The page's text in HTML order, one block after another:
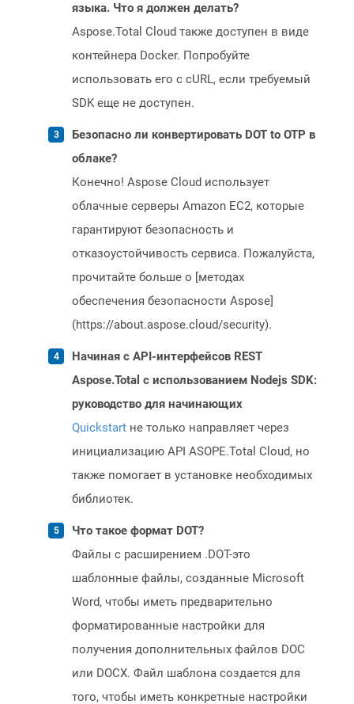
языка. Что я должен делать?
Aspose.Total Cloud также доступен в виде
контейнера Docker. Попробуйте
использовать его с cURL, если требуемый
SDK еще не доступен.
Безопасно ли конвертировать DOT to OTP в
облаке?
Конечно! Aspose Cloud использует
облачные серверы Amazon EC2, которые
гарантируют безопасность и
отказоустойчивость сервиса. Пожалуйста,
прочитайте больше о [методах
обеспечения безопасности Aspose]
(https://about.aspose.cloud/security).
Начиная с API-интерфейсов REST
Aspose.Total с использованием Nodejs SDK:
руководство для начинающих
Quickstart не только направляет через
инициализацию API ASOPE.Total Cloud, но
также помогает в установке необходимых
библиотек.
Что такое формат DOT?
Файлы с расширением .DOT-это
шаблонные файлы, созданные Microsoft
Word, чтобы иметь предварительно
форматированные настройки для
получения дополнительных файлов DOC
или DOCX. Файл шаблона создается для
того, чтобы иметь конкретные настройки